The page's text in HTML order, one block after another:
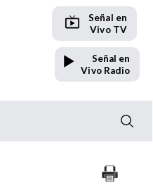
Señal en
Vivo TV
Señal en
Vivo Radio